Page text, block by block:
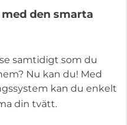
den smarta
samtidigt som du
Nu kan du! Med
kan du enkelt
din tvätt.